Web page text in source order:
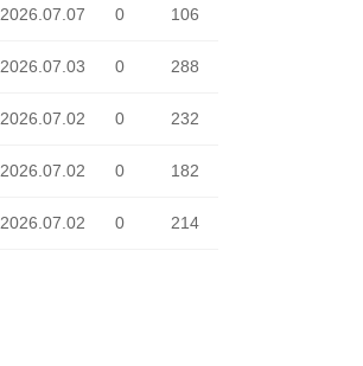
2026.07.07 0 106
2026.07.03 0 288
2026.07.02 0 232
2026.07.02 0 182
2026.07.02 0 214